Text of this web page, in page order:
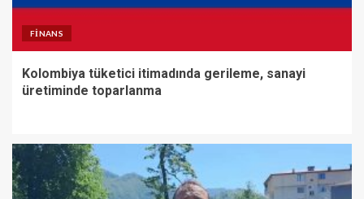
FINANS
Kolombiya tüketici itimadında gerileme, sanayi
üretiminde toparlanma